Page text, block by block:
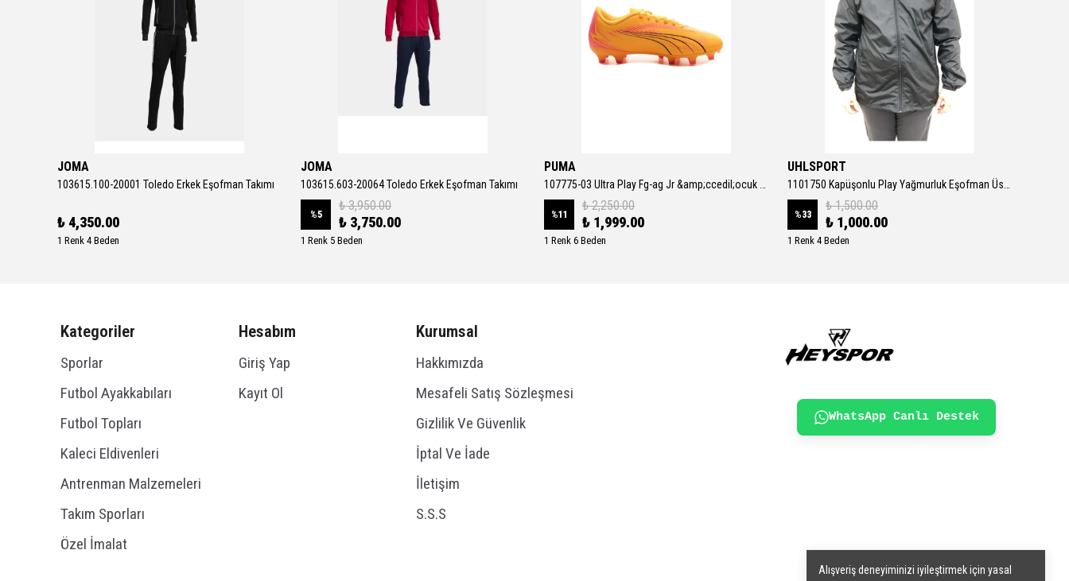
Alışveriş deneyiminizi iyileştirmek için yasal
JOMA
103615.100-20001 Toledo Erkek Eşofman Takımı
₺ 4,350.00
1 Renk 4 Beden
JOMA
103615.603-20064 Toledo Erkek Eşofman Takımı
%5
₺ 3,950.00
₺ 3,750.00
1 Renk 5 Beden
PUMA
%11
₺ 2,250.00
₺ 1,999.00
1 Renk 6 Beden
UHLSPORT
%33
₺ 1,500.00
₺ 1,000.00
1 Renk 4 Beden
Kategoriler
Sporlar
Futbol Ayakkabıları
Futbol Topları
Kaleci Eldivenleri
Antrenman Malzemeleri
Takım Sporları
Özel İmalat
Hesabım
Giriş Yap
Kayıt Ol
Kurumsal
Hakkımızda
Mesafeli Satış Sözleşmesi
Gizlilik Ve Güvenlik
İptal Ve İade
İletişim
S.S.S
WhatsApp Canlı Destek